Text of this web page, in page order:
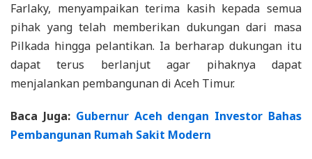
Farlaky, menyampaikan terima kasih kepada semua
pihak yang telah memberikan dukungan dari masa
Pilkada hingga pelantikan. Ia berharap dukungan itu
dapat terus berlanjut agar pihaknya dapat
menjalankan pembangunan di Aceh Timur.
Baca Juga: Gubernur Aceh dengan Investor Bahas
Pembangunan Rumah Sakit Modern